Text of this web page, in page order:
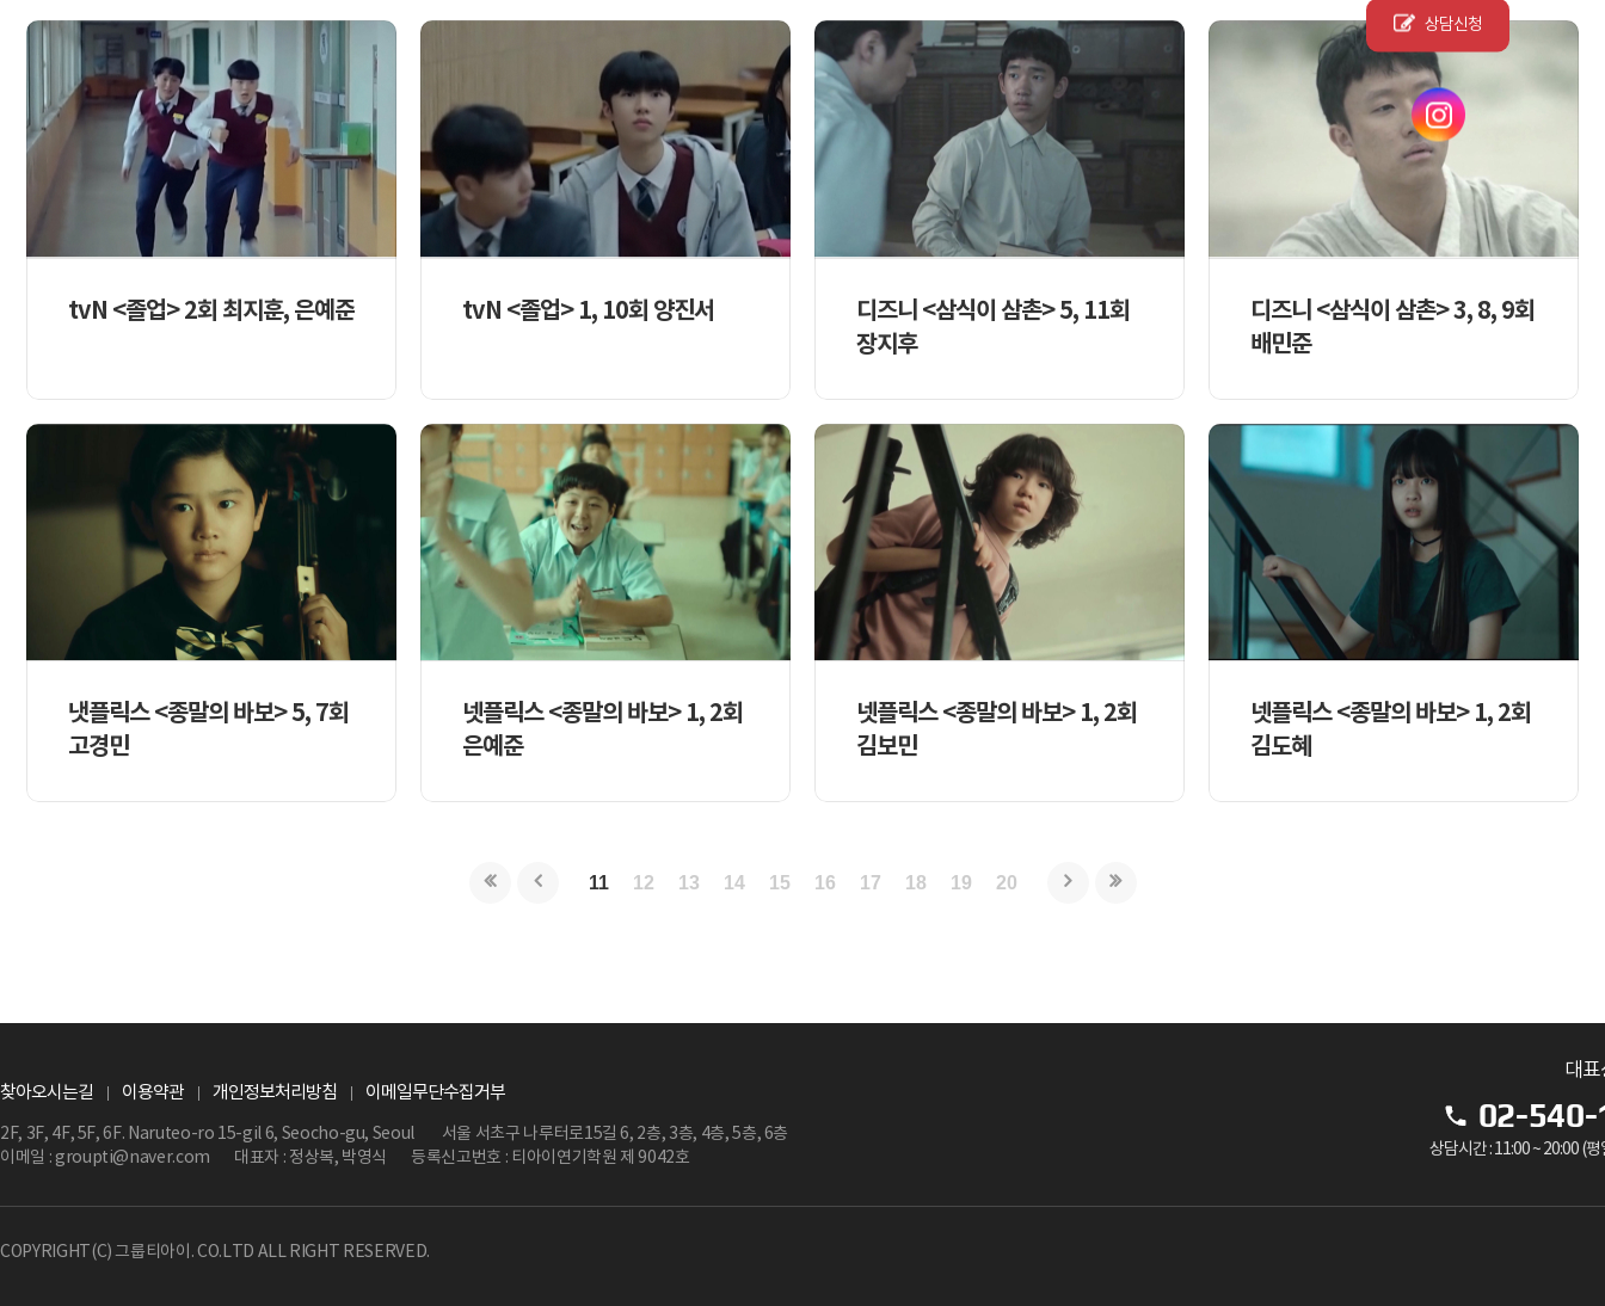
상담신청
tvN <졸업> 2회 최지훈, 은예준 tvN <졸업> 1, 10회 양진서
디즈니 <삼식이 삼촌> 5, 11회
장지후
디즈니 <삼식이 삼촌> 3, 8, 9회
배민준
냇플릭스 <종말의 바보> 5, 7회
고경민
넷플릭스 <종말의 바보> 1, 2회
은예준
넷플릭스 <종말의 바보> 1, 2회
김보민
넷플릭스 <종말의 바보> 1, 2회
김도혜
11 12 13 14 15 16 17 18 19 20
찾아오시는길 이용약관 개인정보처리방침 이메일무단수집거부
2F, 3F, 4F, 5F, 6F. Naruteo-ro 15-gil 6, Seocho-gu, Seoul
서울 서초구 나루터로15길 6, 2층, 3층, 4층, 5층, 6층
이메일 : groupti@naver.com
대표자 : 정상복, 박영식 등록신고번호 : 티아이연기학원 제 9042호
대
02-540-
상담시간 : 11:00 ~ 20:00 (
COPYRIGHT(C) 그룹티아이. CO.LTD ALL RIGHT RESERVED.